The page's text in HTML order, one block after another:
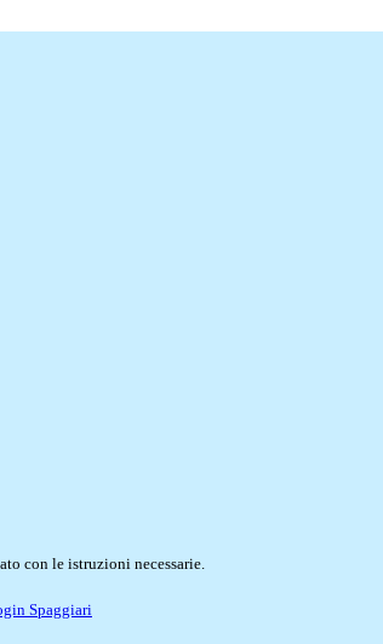
con le istruzioni necessarie.
Spaggiari